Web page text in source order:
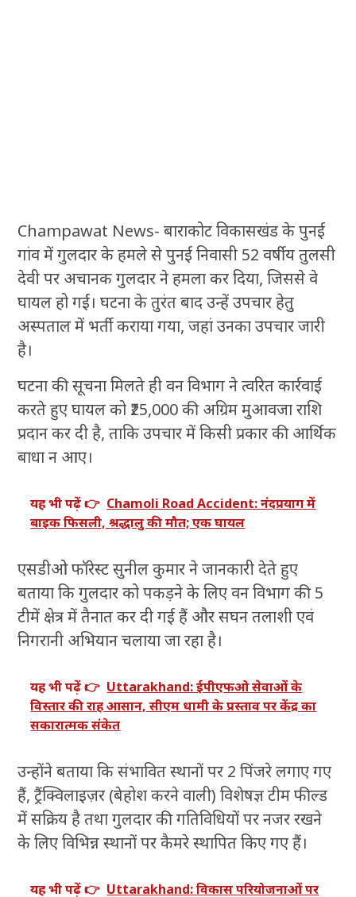
Champawat News- बाराकोट विकासखंड के पुनई
गांव में गुलदार के हमले से पुनई निवासी 52 वर्षीय तुलसी
देवी पर अचानक गुलदार ने हमला कर दिया, जिससे वे
घायल हो गईं। घटना के तुरंत बाद उन्हें उपचार हेतु
अस्पताल में भर्ती कराया गया, जहां उनका उपचार जारी
है।
घटना की सूचना मिलते ही वन विभाग ने त्वरित कार्रवाई
करते हुए घायल को ₹25,000 की अग्रिम मुआवजा राशि
प्रदान कर दी है, ताकि उपचार में किसी प्रकार की आर्थिक
बाधा न आए।
यह भी पढ़ें 👉 Chamoli Road Accident: नंदप्रयाग में
बाइक फिसली, श्रद्धालु की मौत; एक घायल
एसडीओ फॉरेस्ट सुनील कुमार ने जानकारी देते हुए
बताया कि गुलदार को पकड़ने के लिए वन विभाग की 5
टीमें क्षेत्र में तैनात कर दी गई हैं और सघन तलाशी एवं
निगरानी अभियान चलाया जा रहा है।
यह भी पढ़ें 👉 Uttarakhand: ईपीएफओ सेवाओं के
विस्तार की राह आसान, सीएम धामी के प्रस्ताव पर केंद्र का
सकारात्मक संकेत
उन्होंने बताया कि संभावित स्थानों पर 2 पिंजरे लगाए गए
हैं, ट्रैंक्विलाइज़र (बेहोश करने वाली) विशेषज्ञ टीम फील्ड
में सक्रिय है तथा गुलदार की गतिविधियों पर नजर रखने
के लिए विभिन्न स्थानों पर कैमरे स्थापित किए गए हैं।
यह भी पढ़ें 👉 Uttarakhand: विकास परियोजनाओं पर